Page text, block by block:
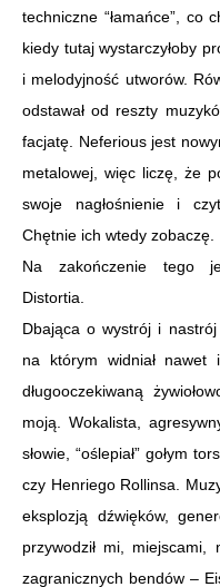
techniczne “łamańce”, co
kiedy tutaj wystarczyłoby
i melodyjność utworów.
odstawał od reszty
facjatę. Neferious jest
metalowej, więc liczę, że
swoje nagłośnienie i
Chętnie ich wtedy zobaczę.
Na zakończenie tego
Distortia.
Dbająca o wystrój i
na którym widniał nawet
długooczekiwaną
moją. Wokalista,
słowie, “oślepiał” gołym
czy Henriego Rollinsa.
eksplozją dźwięków,
przywodził mi,
zagranicznych bendów –